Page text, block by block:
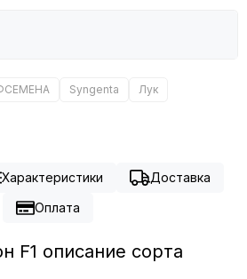
Syngenta
Лук
Характеристики
Доставка
Оплата
F1 описание сорта